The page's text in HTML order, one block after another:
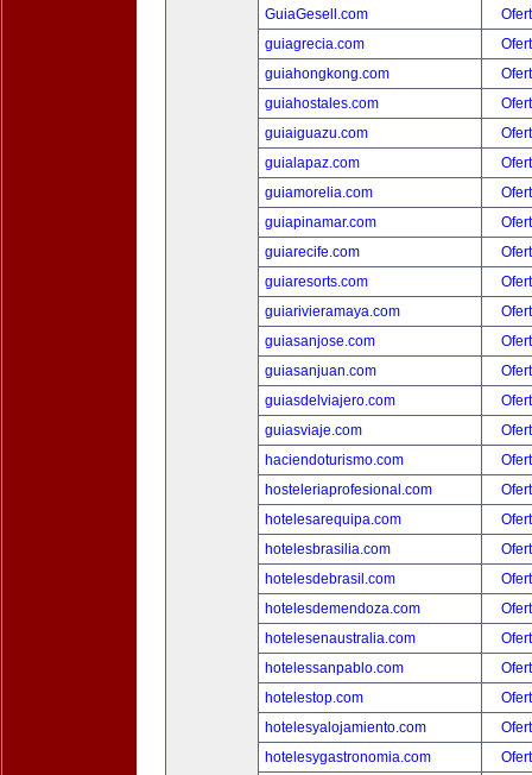
GuiaGesell.com
guiagrecia.com
guiahongkong.com
guiahostales.com
guiaiguazu.com
guialapaz.com
guiamorelia.com
guiapinamar.com
guiarecife.com
guiaresorts.com
guiarivieramaya.com
guiasanjose.com
guiasanjuan.com
guiasdelviajero.com
guiasviaje.com
haciendoturismo.com
hosteleriaprofesional.com
hotelesarequipa.com
hotelesbrasilia.com
hotelesdebrasil.com
hotelesdemendoza.com
hotelesenaustralia.com
hotelessanpablo.com
hotelestop.com
hotelesyalojamiento.com
hotelesygastronomia.com